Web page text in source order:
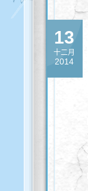
13
十二月
2014